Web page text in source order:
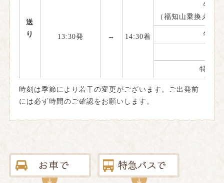
送
り
13:30発 → 14:30着
特急
（福知山乗換え＝
特急
特急
特急こ
時刻は季節により若干の変更がございます。ご出発前
には必ず時間のご確認をお願いします。